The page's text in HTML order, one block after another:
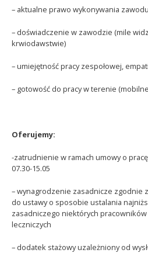
– aktualne prawo wykonywania zawodu
– doświadczenie w zawodzie (mile
krwiodawstwie)
– umiejętność pracy zespołowej,
– gotowość do pracy w terenie
Oferujemy:
-zatrudnienie w ramach umowy o
07.30-15.05
– wynagrodzenie zasadnicze zgodnie
do ustawy o sposobie ustalania
zasadniczego niektórych
leczniczych
– dodatek stażowy uzależniony od